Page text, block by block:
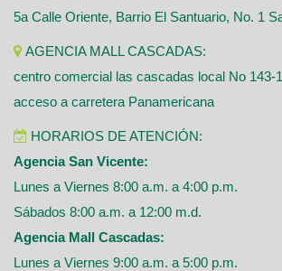
5a Calle Oriente, Barrio El Santuario, No. 1
AGENCIA MALL CASCADAS:
centro comercial las cascadas local No 143-
acceso a carretera Panamericana
HORARIOS DE ATENCIÓN:
Agencia San Vicente:
Lunes a Viernes 8:00 a.m. a 4:00 p.m.
Sábados 8:00 a.m. a 12:00 m.d.
Agencia Mall Cascadas:
Lunes a Viernes 9:00 a.m. a 5:00 p.m.